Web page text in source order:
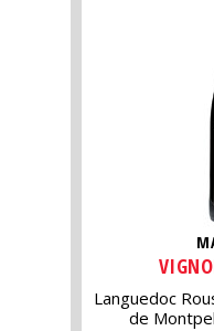
Languedoc
de